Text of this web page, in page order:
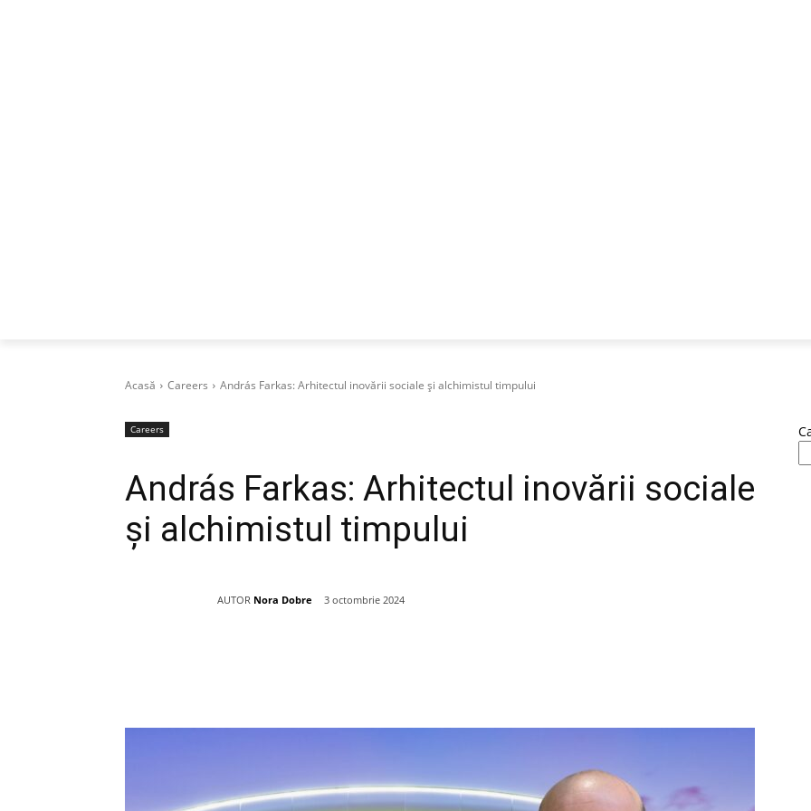
Acasă Careers András Farkas: Arhitectul inovării sociale și alchimistul timpului
Careers
András Farkas: Arhitectul inovării sociale
și alchimistul timpului
AUTOR Nora Dobre 3 octombrie 2024